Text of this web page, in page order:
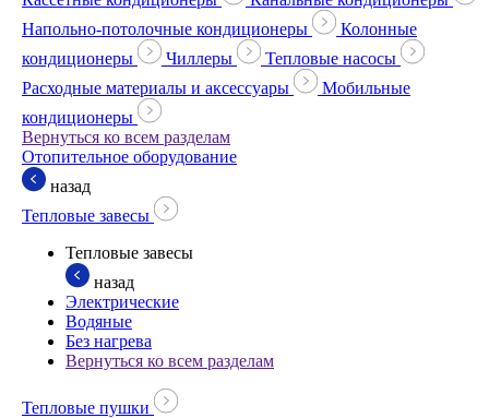
Напольно-потолочные кондиционеры
Колонные
кондиционеры
Чиллеры
Тепловые насосы
Расходные материалы и аксессуары
Мобильные
кондиционеры
Вернуться ко всем разделам
Отопительное оборудование
назад
Тепловые завесы
Тепловые завесы
назад
Электрические
Водяные
Без нагрева
Вернуться ко всем разделам
Тепловые пушки